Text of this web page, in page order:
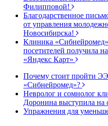
Филипповой!
Благодарственное
от управления
Новосибирска!
Клиника
посетителей получила
«Яндекс Карт»
Почему стоит пройти
«Сибнейромед»?
Невролог и сомнолог
Доронина выступила
Упражнения для